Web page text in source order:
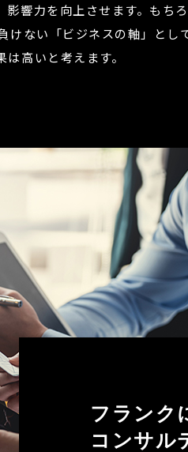
響力を向上させます。もち
けない「ビジネスの軸」とし
高いと考えます。
フランク
コンサル